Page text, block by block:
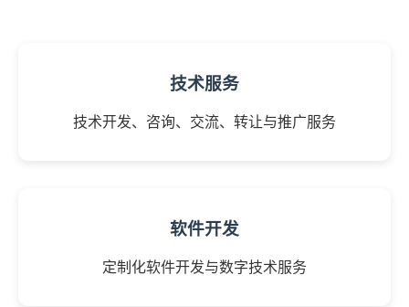
技术服务
技术开发、咨询、交流、转让与推广服务
软件开发
定制化软件开发与数字技术服务